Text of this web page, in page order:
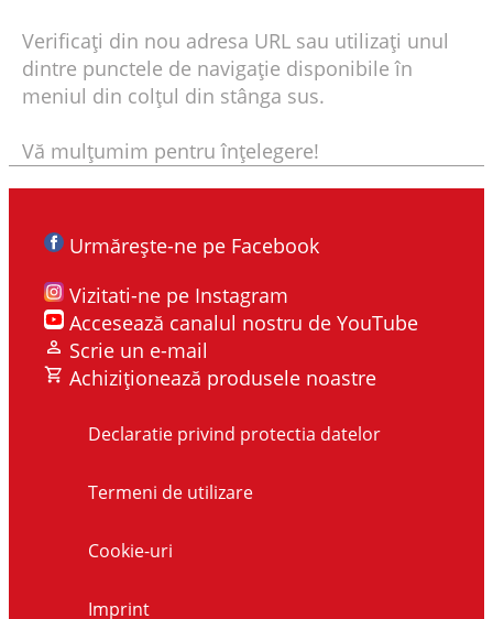
Verificați din nou adresa URL sau utilizați unul
dintre punctele de navigație disponibile în
meniul din colțul din stânga sus.
Vă mulţumim pentru înțelegere!
Urmărește-ne pe Facebook
Vizitati-ne pe Instagram
Accesează canalul nostru de YouTube
Scrie un e-mail
Achiziționează produsele noastre
Declaratie privind protectia datelor
Termeni de utilizare
Cookie-uri
Imprint